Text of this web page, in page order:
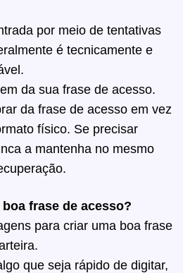
por meio de tentativas
é tecnicamente e
da sua frase de acesso.
da frase de acesso em vez
físico. Se precisar
a mantenha no mesmo
frase de acesso?
para criar uma boa frase
que seja rápido de digitar,